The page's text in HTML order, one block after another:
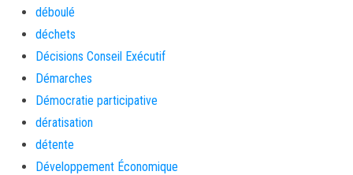
déboulé
déchets
Décisions Conseil Exécutif
Démarches
Démocratie participative
dératisation
détente
Développement Économique